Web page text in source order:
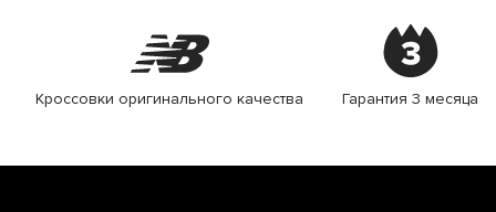
Кроссовки оригинального качества Гарантия 3 месяца